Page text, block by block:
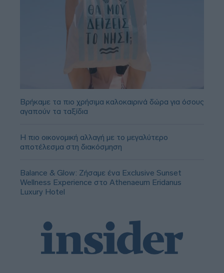
Βρήκαμε τα πιο χρήσιμα καλοκαιρινά δώρα για όσους
αγαπούν τα ταξίδια
Η πιο οικονομική αλλαγή με το μεγαλύτερο
αποτέλεσμα στη διακόσμηση
Balance & Glow: Ζήσαμε ένα Exclusive Sunset
Wellness Experience στο Athenaeum Eridanus
Luxury Hotel